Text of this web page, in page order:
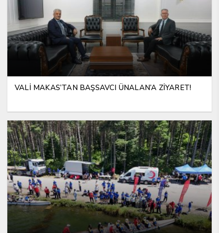
VALİ MAKAS’TAN BAŞSAVCI ÜNALAN’A ZİYARET!